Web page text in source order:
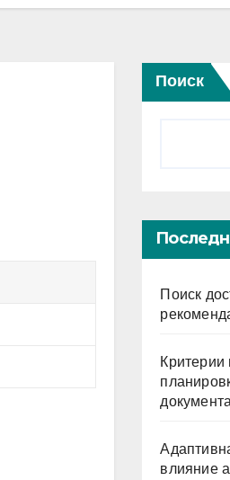
Поиск
Поиск
Критерии
влияние